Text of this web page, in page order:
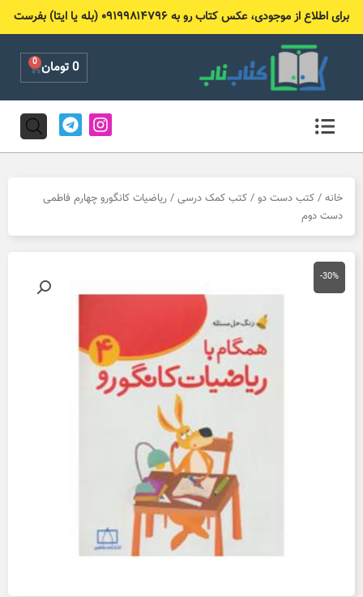
برای اطلاع از موجودی، عکس کتاب رو به ۰۹۱۹۹۸۱۴۷۹۶ (بله یا ایتا) بفرست
0تومان 0
Cart
I
n
s
g
a
T
e
l
r
m
خانه / کتب دست دو / کتب کمک درسی / ریاضیات کانگورو چهارم فاطمی
دست دوم
-30%